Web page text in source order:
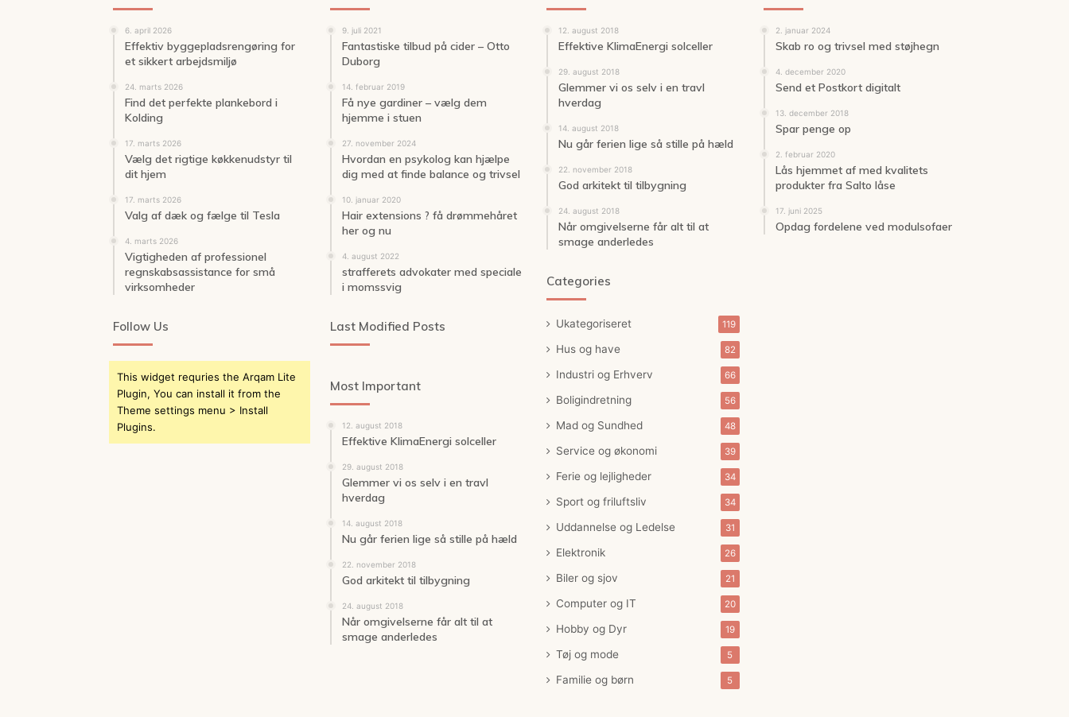
6. april 2026
Effektiv byggepladsrengøring for
et sikkert arbejdsmiljø
24. marts 2026
Find det perfekte plankebord i
Kolding
17. marts 2026
Vælg det rigtige køkkenudstyr til
dit hjem
17. marts 2026
Valg af dæk og fælge til Tesla
4. marts 2026
Vigtigheden af professionel
regnskabsassistance for små
virksomheder
Follow Us
This widget requries the Arqam Lite
Plugin, You can install it from the
Theme settings menu > Install
Plugins.
9. juli 2021
Fantastiske tilbud på cider – Otto
Duborg
14. februar 2019
Få nye gardiner – vælg dem
hjemme i stuen
27. november 2024
Hvordan en psykolog kan hjælpe
dig med at finde balance og trivsel
10. januar 2020
Hair extensions ? få drømmehåret
her og nu
4. august 2022
strafferets advokater med speciale
i momssvig
Last Modified Posts
Most Important
12. august 2018
Effektive KlimaEnergi solceller
29. august 2018
Glemmer vi os selv i en travl
hverdag
14. august 2018
Nu går ferien lige så stille på hæld
22. november 2018
God arkitekt til tilbygning
24. august 2018
Når omgivelserne får alt til at
smage anderledes
12. august 2018
Effektive KlimaEnergi solceller
29. august 2018
Glemmer vi os selv i en travl
hverdag
14. august 2018
Nu går ferien lige så stille på hæld
22. november 2018
God arkitekt til tilbygning
24. august 2018
Når omgivelserne får alt til at
smage anderledes
Categories
Ukategoriseret 119
Hus og have 82
Industri og Erhverv 66
Boligindretning 56
Mad og Sundhed 48
Service og økonomi 39
Ferie og lejligheder 34
Sport og friluftsliv 34
Uddannelse og Ledelse 31
Elektronik 26
Biler og sjov 21
Computer og IT 20
Hobby og Dyr 19
Tøj og mode 5
Familie og børn 5
2. januar 2024
Skab ro og trivsel med støjhegn
4. december 2020
Send et Postkort digitalt
13. december 2018
Spar penge op
2. februar 2020
Lås hjemmet af med kvalitets
produkter fra Salto låse
17. juni 2025
Opdag fordelene ved modulsofaer